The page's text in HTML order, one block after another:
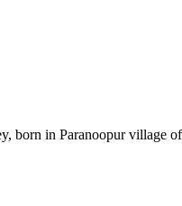
born in Paranoopur village